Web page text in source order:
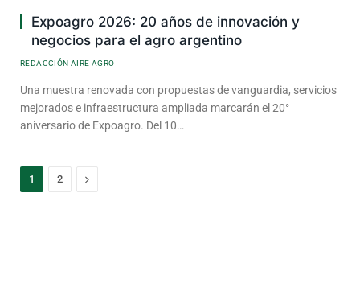
Expoagro 2026: 20 años de innovación y
negocios para el agro argentino
REDACCIÓN AIRE AGRO
Una muestra renovada con propuestas de vanguardia, servicios
mejorados e infraestructura ampliada marcarán el 20°
aniversario de Expoagro. Del 10…
1 2 Next